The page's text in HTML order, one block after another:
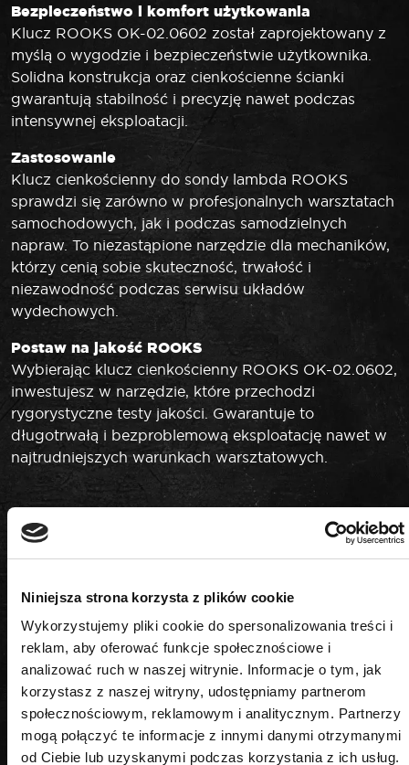
Niniejsza strona korzysta z plików cookie
Wykorzystujemy pliki cookie do spersonalizowania treści i
reklam, aby oferować funkcje społecznościowe i
analizować ruch w naszej witrynie. Informacje o tym, jak
korzystasz z naszej witryny, udostępniamy partnerom
społecznościowym, reklamowym i analitycznym. Partnerzy
mogą połączyć te informacje z innymi danymi otrzymanymi
od Ciebie lub uzyskanymi podczas korzystania z ich usług.
Bezpieczeństwo i komfort użytkowania
Klucz ROOKS OK-02.0602 został zaprojektowany z
myślą o wygodzie i bezpieczeństwie użytkownika.
Solidna konstrukcja oraz cienkościenne ścianki
gwarantują stabilność i precyzję nawet podczas
intensywnej eksploatacji.
Zastosowanie
Klucz cienkościenny do sondy lambda ROOKS
sprawdzi się zarówno w profesjonalnych warsztatach
samochodowych, jak i podczas samodzielnych
napraw. To niezastąpione narzędzie dla mechaników,
którzy cenią sobie skuteczność, trwałość i
niezawodność podczas serwisu układów
wydechowych.
Postaw na jakość ROOKS
Wybierając klucz cienkościenny ROOKS OK-02.0602,
inwestujesz w narzędzie, które przechodzi
rygorystyczne testy jakości. Gwarantuje to
długotrwałą i bezproblemową eksploatację nawet w
najtrudniejszych warunkach warsztatowych.
PODOBNE PRODUKTY